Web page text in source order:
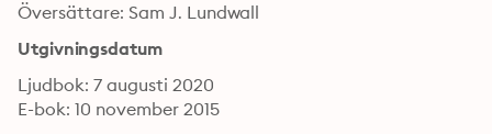
Översättare: Sam J. Lundwall
Utgivningsdatum
Ljudbok: 7 augusti 2020
E-bok: 10 november 2015